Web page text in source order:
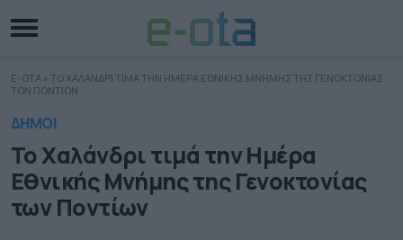
E-OTA » ΤΟ ΧΑΛΑΝΔΡΙ ΤΙΜΑ ΤΗΝ ΗΜΕΡΑ ΕΘΝΙΚΗΣ ΜΝΗΜΗΣ ΤΗΣ ΓΕΝΟΚΤΟΝΙΑΣ
ΤΩΝ ΠΟΝΤΙΩΝ
ΔΗΜΟΙ
Το Χαλάνδρι τιμά την Ημέρα
Εθνικής Μνήμης της Γενοκτονίας
των Ποντίων